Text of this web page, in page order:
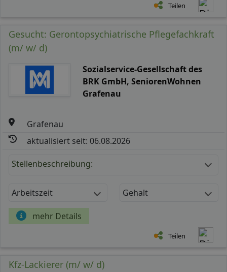
Teilen
Gesucht: Gerontopsychiatrische Pflegefachkraft
(m/ w/ d)
Sozialservice-Gesellschaft des
BRK GmbH, SeniorenWohnen
Grafenau
Grafenau
aktualisiert seit: 06.08.2026
Stellenbeschreibung:
Arbeitszeit Gehalt
mehr Details
Teilen
Kfz-Lackierer (m/ w/ d)